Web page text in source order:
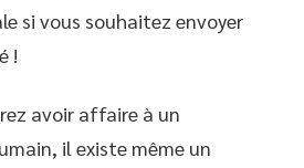
si vous souhaitez envoyer
!
avoir affaire à un
il existe même un